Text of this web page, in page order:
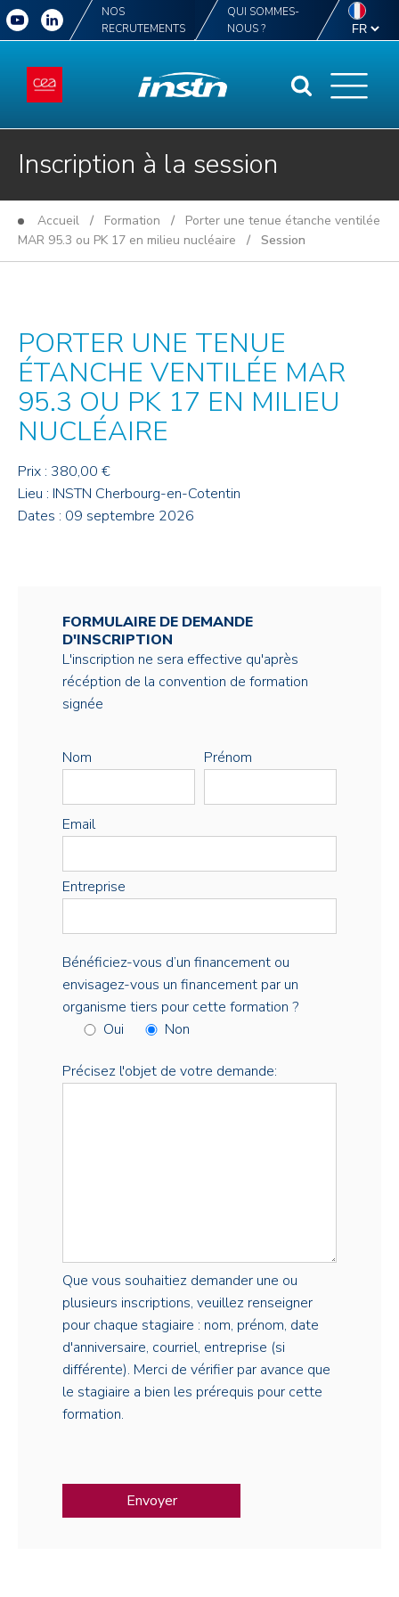
NOS
RECRUTEMENTS
QUI SOMMES-
NOUS ?
Inscription à la session
Accueil / Formation / Porter une tenue étanche ventilée
MAR 95.3 ou PK 17 en milieu nucléaire / Session
PORTER UNE TENUE
ÉTANCHE VENTILÉE MAR
95.3 OU PK 17 EN MILIEU
NUCLÉAIRE
Prix : 380,00 €
Lieu : INSTN Cherbourg-en-Cotentin
Dates : 09 septembre 2026
FORMULAIRE DE DEMANDE
D'INSCRIPTION
L'inscription ne sera effective qu'après
récéption de la convention de formation
signée
Nom Prénom
Email
Entreprise
Bénéficiez-vous d’un financement ou
envisagez-vous un financement par un
organisme tiers pour cette formation ?
Oui
Non
Précisez l'objet de votre demande:
Que vous souhaitiez demander une ou
plusieurs inscriptions, veuillez renseigner
pour chaque stagiaire : nom, prénom, date
d'anniversaire, courriel, entreprise (si
différente). Merci de vérifier par avance que
le stagiaire a bien les prérequis pour cette
formation.